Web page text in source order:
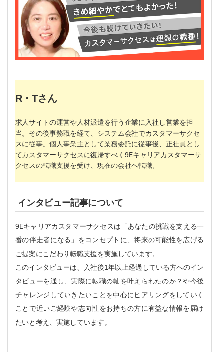
R・Tさん
求人サイトの運営や人材派遣を行う企業に入社し営業を担
当。その後事務職を経て、システム会社でカスタマーサクセ
スに従事。個人事業主として業務委託に従事後、正社員とし
てカスタマーサクセスに復帰すべく9Eキャリアカスタマーサ
クセスの転職支援を受け、現在の会社へ転職。
インタビュー記事について
9Eキャリアカスタマーサクセスは「あなたの挑戦を支える一
番の伴走者になる」をコンセプトに、将来の可能性を広げる
ご提案にこだわり転職支援を実施しています。
このインタビューは、入社後1年以上経過している方へのイン
タビューを通し、実際に転職の軸を叶えられたのか？や今後
チャレンジしていきたいことを中心にヒアリングをしていく
ことで近いご経験や志向性をお持ちの方に有益な情報を届け
たいと考え、実施しています。